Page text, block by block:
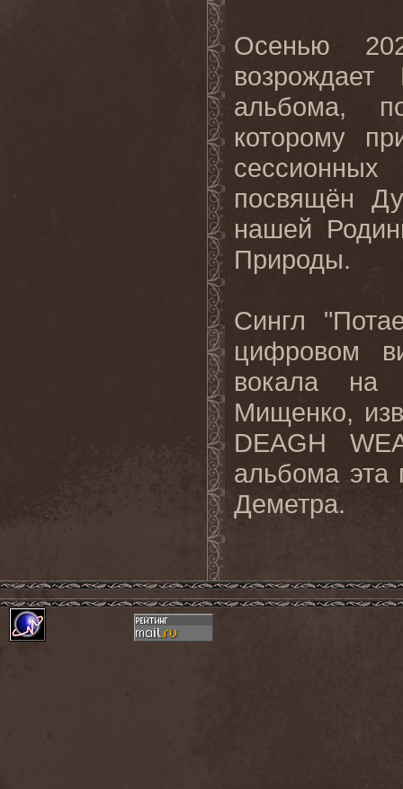
Осенью
возрождает
альбома,
которому
сессионных
посвящён
нашей
Природы.
Сингл
цифровом
вокала на
Мищенко,
DEAGH
альбома эта
Деметра.